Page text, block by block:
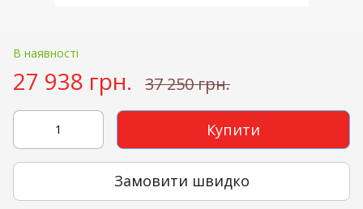
В наявності
27 938 грн. 37 250 грн.
Купити
Замовити швидко